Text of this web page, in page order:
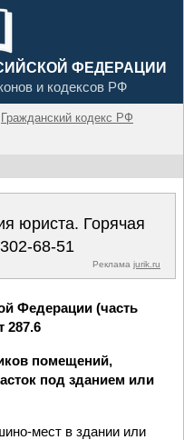
ФЕДЕРАЦИИ
и кодексов РФ
Гражданский кодекс РФ
юриста. Горячая
68-51
Реклама jurik.ru
Федерации (часть
287.6
помещений,
под зданием или
мест в здании или